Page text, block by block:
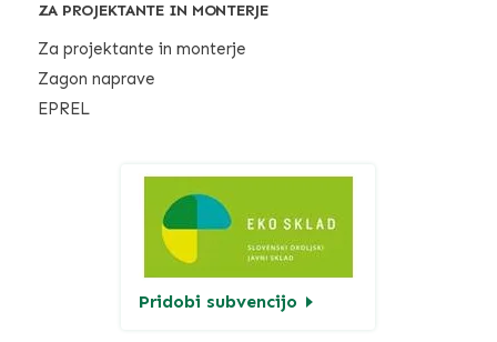
ZA PROJEKTANTE IN MONTERJE
Za projektante in monterje
Zagon naprave
EPREL
Pridobi subvencijo